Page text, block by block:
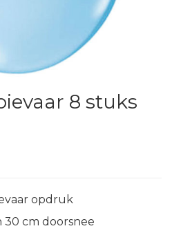
8 stuks
opdruk
cm doorsnee